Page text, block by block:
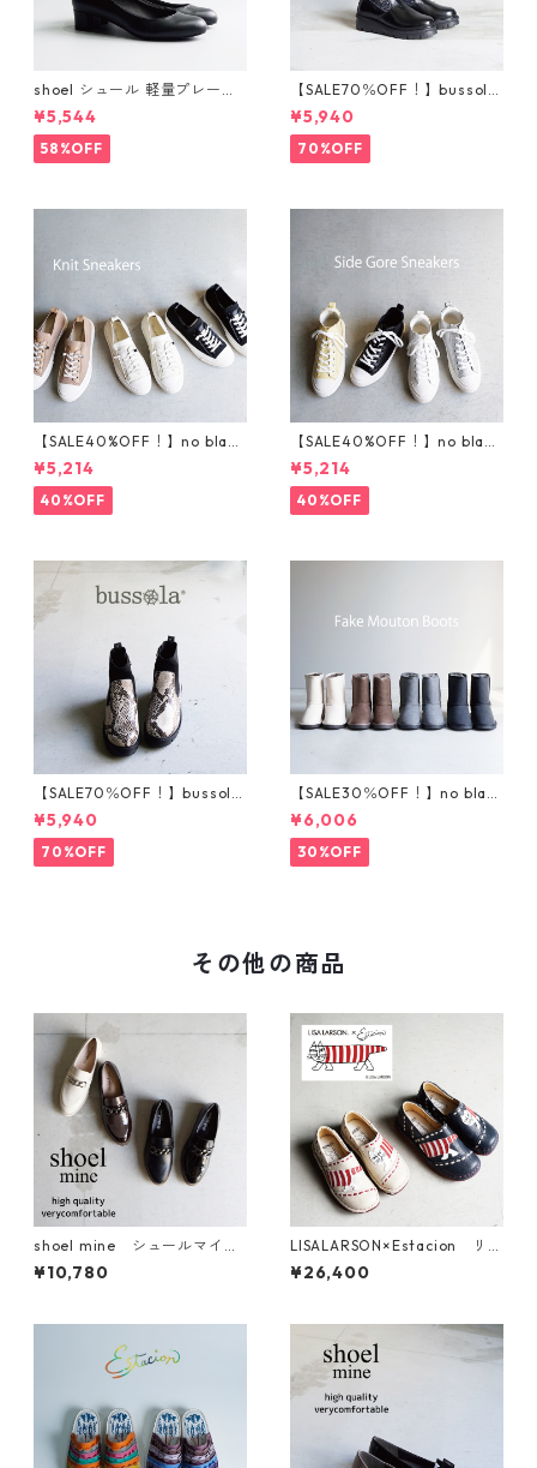
shoel シュール 軽量プレーン
パンプス now235
¥5,544
58%OFF
【SALE70％OFF！】bussola
ブソラ ラメショートブー
ツ 925520
¥5,940
70%OFF
【SALE40%OFF！】no bland
ニットスニーカー T5001
¥5,214
40%OFF
【SALE40%OFF！】no bland
サイドゴアハイカットスニ
ーカー T5002
¥5,214
40%OFF
【SALE70％OFF！】bussola
ブソラ パイソン柄ストレ
ッチショートブーツ 935540
¥5,940
70%OFF
【SALE30％OFF！】no blan
d フェイクムートンブーツ
201-1
¥6,006
30%OFF
その他の商品
shoel mine シュールマイ
ン チェーンローファー 993
3
¥10,780
LISALARSON×Estacion リサ
ラーソン×エスタシオン マイ
キーモチーフ本革スリッポン
¥26,400